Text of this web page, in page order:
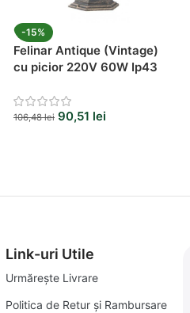
-15%
Felinar Antique (Vintage)
cu picior 220V 60W Ip43
106,48lei 90,51 lei
Link-uri Utile
Urmărește Livrare
Politica de Retur și Rambursare